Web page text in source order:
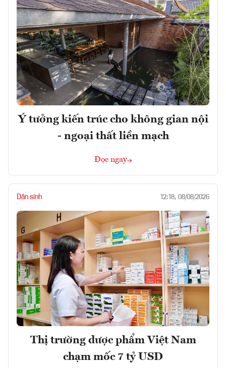
Ý tưởng kiến trúc cho không gian nội
- ngoại thất liền mạch
Đọc ngay
Dân sinh 12:18, 08/08/2026
Thị trường dược phẩm Việt Nam
chạm mốc 7 tỷ USD